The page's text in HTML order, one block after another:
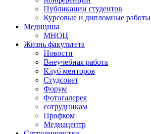
Публикации студентов
Курсовые и дипломные работы
Медицина
МНОЦ
Жизнь факультета
Новости
Внеучебная работа
Клуб менторов
Студсовет
Форум
Фотогалерея
сотрудникам
Профком
Медиацентр